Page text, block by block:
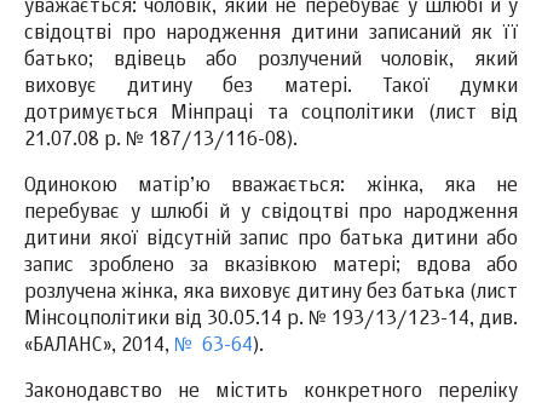
уважається: чоловік, який не перебуває у шлюбі й у
свідоцтві про народження дитини записаний як її
батько; вдівець або розлучений чоловік, який
виховує дитину без матері. Такої думки
дотримується Мінпраці та соцполітики (лист від
21.07.08 р. № 187/13/116-08).
Одинокою матір’ю вважається: жінка, яка не
перебуває у шлюбі й у свідоцтві про народження
дитини якої відсутній запис про батька дитини або
запис зроблено за вказівкою матері; вдова або
розлучена жінка, яка виховує дитину без батька (лист
Мінсоцполітики від 30.05.14 р. № 193/13/123-14, див.
«БАЛАНС», 2014, № 63-64).
Законодавство не містить конкретного переліку